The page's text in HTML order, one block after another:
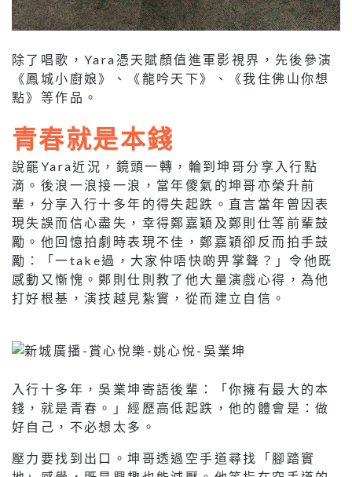
除了唱歌，Yara憑天賦顏值進軍影視界，先後參演
《鳳城小廚娘》、《龍吟天下》、《我住佛山你想
點》等作品。
青春就是本錢
說罷Yara近況，鏡頭一轉，輪到坤哥分享入行點
滴。後浪一浪接一浪，當年傻氣的坤哥亦榮升前
輩，分享入行十多年的得失起跌。直言當年曾因表
現失誤而信心盡失，幸得鄭嘉穎及鄭則仕等前輩鼓
勵。他回憶拍劇時表現不佳，鄭嘉穎卻反而拍手鼓
勵：「一take過，大家仲唔快啲畀掌聲？」令他既
感動又慚愧。鄭則仕則教了他大量演戲心得，為他
打好根基，演技越見紮實，從而建立自信。
入行十多年，吳業坤寄語後輩：「你擁有最大的本
錢，就是青春。」經歷高低起跌，他的體會是：做
好自己，不必想太多。
壓力要找到出口。坤哥透過空手道尋找「腳踏實